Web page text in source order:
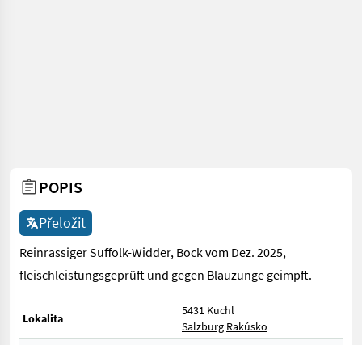
POPIS
Přeložit
Reinrassiger Suffolk-Widder, Bock vom Dez. 2025,
fleischleistungsgeprüft und gegen Blauzunge geimpft.
Lokalita
5431 Kuchl
Salzburg Rakúsko